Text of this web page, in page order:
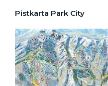
Pistkarta Park City